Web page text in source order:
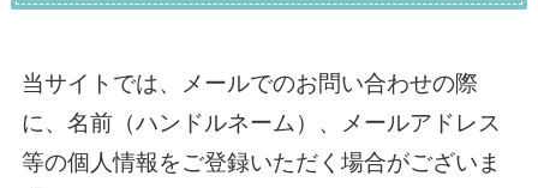
当サイトでは、メールでのお問い合わせの際
に、名前（ハンドルネーム）、メールアドレス
等の個人情報をご登録いただく場合がございま